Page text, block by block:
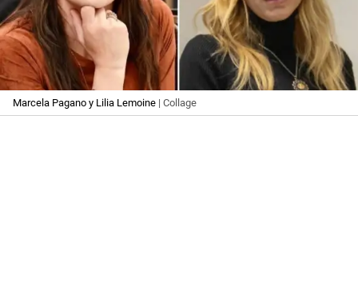
Marcela Pagano y Lilia Lemoine | Collage